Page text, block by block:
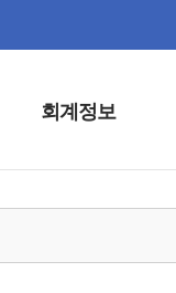
회계정보